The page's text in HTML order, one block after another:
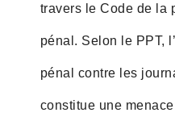
travers le Code de la
pénal. Selon le PPT,
pénal contre les
constitue une